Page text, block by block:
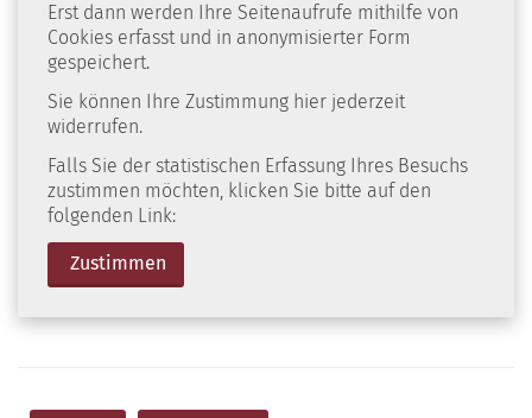
Erst dann werden Ihre Seitenaufrufe mithilfe von
Cookies erfasst und in anonymisierter Form
gespeichert.
Sie können Ihre Zustimmung hier jederzeit
widerrufen.
Falls Sie der statistischen Erfassung Ihres Besuchs
zustimmen möchten, klicken Sie bitte auf den
folgenden Link:
Zustimmen